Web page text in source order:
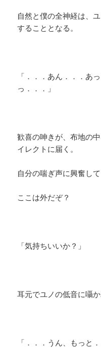
自然と僕の全神経は、
することとなる。
「．．．あん．．．あ
っ．．．」
歓喜の呻きが、布地の
イレクトに届く。
自分の喘ぎ声に興奮し
ここは外だぞ？
「気持ちいいか？」
耳元でユノの低音に囁
「．．．うん、もっと